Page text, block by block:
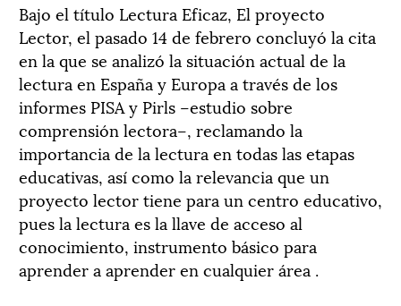
Bajo el título Lectura Eficaz, El proyecto
Lector, el pasado 14 de febrero concluyó la cita
en la que se analizó la situación actual de la
lectura en España y Europa a través de los
informes PISA y Pirls –estudio sobre
comprensión lectora–, reclamando la
importancia de la lectura en todas las etapas
educativas, así como la relevancia que un
proyecto lector tiene para un centro educativo,
pues la lectura es la llave de acceso al
conocimiento, instrumento básico para
aprender a aprender en cualquier área .